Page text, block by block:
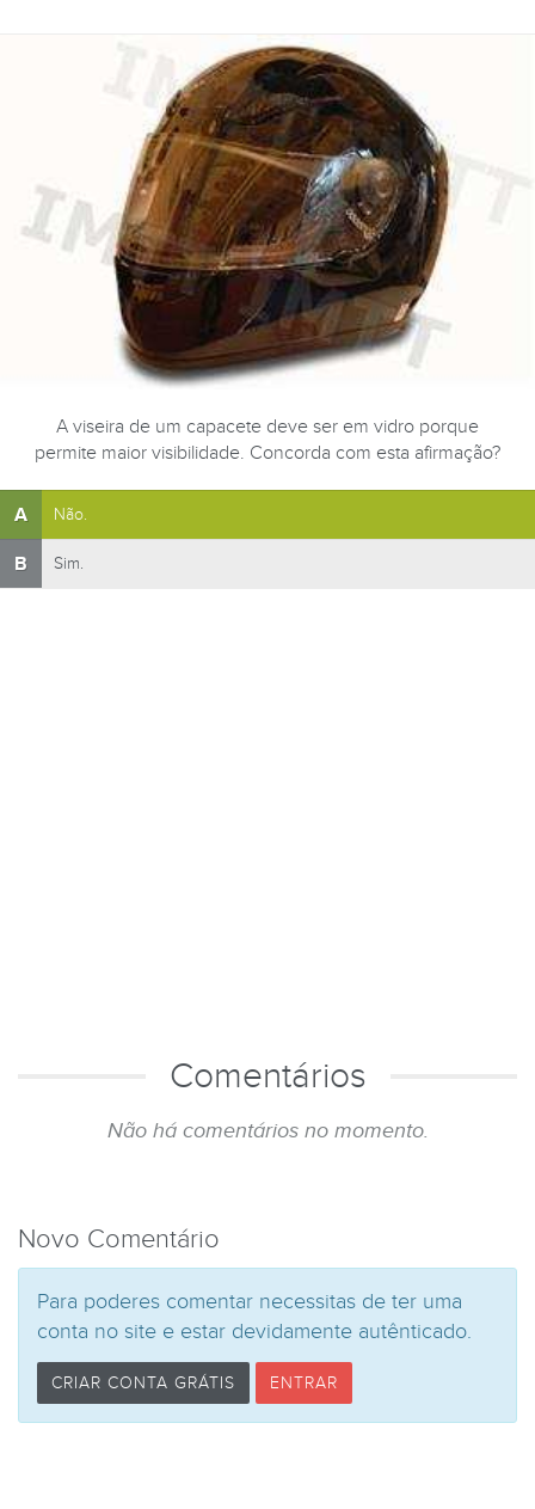
A viseira de um capacete deve ser em vidro porque
permite maior visibilidade. Concorda com esta afirmação?
A Não.
B Sim.
Comentários
Não há comentários no momento.
Novo Comentário
Para poderes comentar necessitas de ter uma
conta no site e estar devidamente autênticado.
CRIAR CONTA GRÁTIS ENTRAR